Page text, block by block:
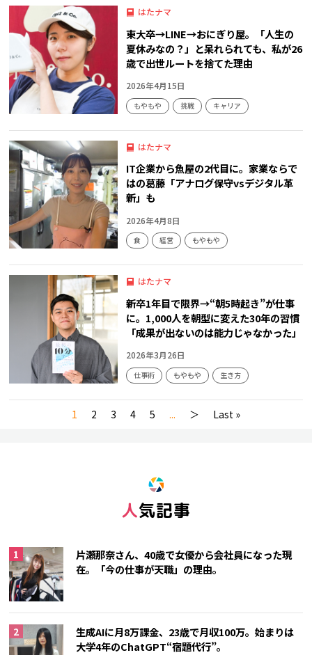
はたナマ
東大卒→LINE→おにぎり屋。「人生の
夏休みなの？」と呆れられても、私が26
歳で出世ルートを捨てた理由
2026年4月15日
もやもや 挑戦 キャリア
はたナマ
IT企業から魚屋の2代目に。家業ならで
はの葛藤「アナログ保守vsデジタル革
新」も
2026年4月8日
食 経営 もやもや
はたナマ
新卒1年目で限界→“朝5時起き”が仕事
に。1,000人を朝型に変えた30年の習慣
「成果が出ないのは能力じゃなかった」
2026年3月26日
仕事術 もやもや 生き方
1 2 3 4 5 ... ＞ Last »
人気記事
片瀬那奈さん、40歳で女優から会社員になった現
在。「今の仕事が天職」の理由。
生成AIに月8万課金、23歳で月収100万。始まりは
大学4年のChatGPT“宿題代行”。